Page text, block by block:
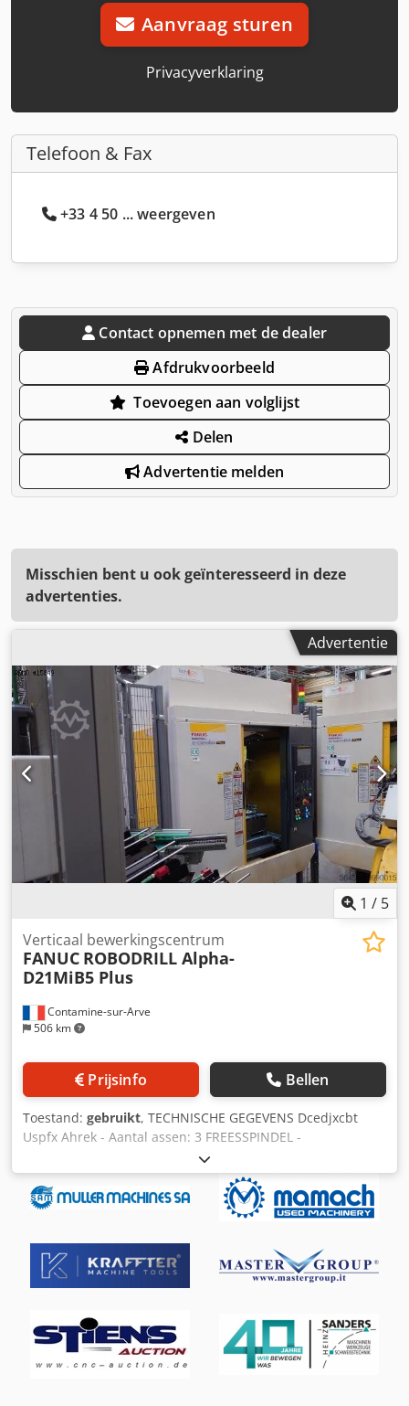
Aanvraag sturen
Privacyverklaring
Telefoon & Fax
+33 4 50 ... weergeven
Contact opnemen met de dealer
Afdrukvoorbeeld
Toevoegen aan volglijst
Delen
Advertentie melden
Misschien bent u ook geïnteresseerd in deze
advertenties.
Advertentie
1 / 5
Contamine-sur-Arve
506 km
Verticaal bewerkingscentrum
FANUC ROBODRILL Alpha-
D21MiB5 Plus
Prijsinfo Bellen
Toestand: gebruikt, TECHNISCHE GEGEVENS Dcedjxcbt
Uspfx Ahrek - Aantal assen: 3 FREESSPINDEL -
Gereedschapopname: BBT 30 (Big-Plus) -
Spindelmotorvermogen: 12 [kW] - Toerental spindel:
10.000 [omw/min] LINEAIRE ASSEN - Verplaatsing X/Y/Z-
assen: 500/400/330 [mm] - Snelle verplaatsingssnelheid
gereedschapswisselaar: Paraplu - Aantal gereedschappen
in magazijn: 21 TAFEL - Tafelmaten: 650 x 400 [mm] - Max.
tafelbelasting: 300 [kg] - Afstand tafel tot spindelneus: 250-
[V] GEWICHT EN AFMETINGEN - Benodigde ruimte: 1565 x
2027 [mm] - Machinehoogte: 2346 [mm] - Machinegewicht:
2000 [kg] TOEBEHOREN - Besturing: Fanuc 31i model B5 -